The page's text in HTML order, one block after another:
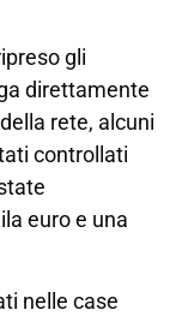
gli
direttamente
rete, alcuni
controllati
euro e una
nelle case